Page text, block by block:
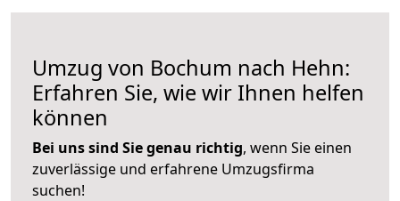
Umzug von Bochum nach Hehn:
Erfahren Sie, wie wir Ihnen helfen
können
Bei uns sind Sie genau richtig, wenn Sie einen
zuverlässige und erfahrene Umzugsfirma
suchen!